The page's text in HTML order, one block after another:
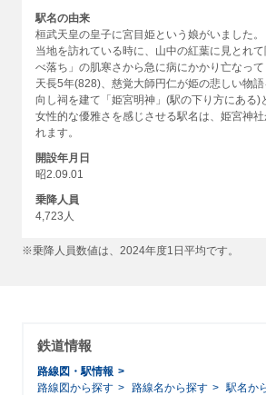
駅名の由来
桓武天皇の皇子に宮目姫という娘がいました。
当地を訪れている時に、山中の紅葉に見とれ
べ落ち」の肌寒さから急に病にかかり亡なって
天長5年(828)、慈覚大師円仁が姫の悲しい物
向し祠を建て「姫宮明神」(駅の下り方にある)
女性的な優雅さを感じさせる駅名は、姫宮神
れます。
開設年月日
昭2.09.01
乗降人員
4,723人
※乗降人員数値は、2024年度1日平均です。
鉄道情報
路線図・駅情報
路線図から探す
路線名から探す
駅名か